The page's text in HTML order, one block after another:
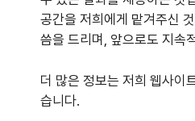
공간을 저희에게 맡겨주신
씀을 드리며, 앞으로도 지속
더 많은 정보는 저희 웹사이
습니다.